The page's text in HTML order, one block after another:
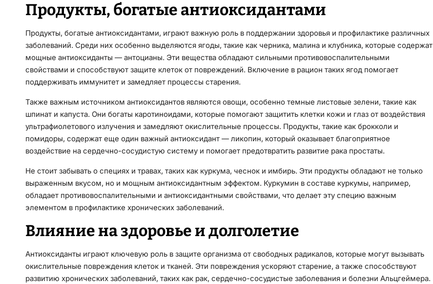
Продукты, богатые антиоксидантами
Продукты, богатые антиоксидантами, играют важную роль в поддержании здоровья и профилактике различных
заболеваний. Среди них особенно выделяются ягоды, такие как черника, малина и клубника, которые содержат
мощные антиоксиданты — антоцианы. Эти вещества обладают сильными противовоспалительными
свойствами и способствуют защите клеток от повреждений. Включение в рацион таких ягод помогает
поддерживать иммунитет и замедляет процессы старения.
Также важным источником антиоксидантов являются овощи, особенно темные листовые зелени, такие как
шпинат и капуста. Они богаты каротиноидами, которые помогают защитить клетки кожи и глаз от воздействия
ультрафиолетового излучения и замедляют окислительные процессы. Продукты, такие как брокколи и
помидоры, содержат еще один важный антиоксидант — ликопин, который оказывает благоприятное
воздействие на сердечно-сосудистую систему и помогает предотвратить развитие рака простаты.
Не стоит забывать о специях и травах, таких как куркума, чеснок и имбирь. Эти продукты обладают не только
выраженным вкусом, но и мощным антиоксидантным эффектом. Куркумин в составе куркумы, например,
обладает противовоспалительными и антиоксидантными свойствами, что делает эту специю важным
элементом в профилактике хронических заболеваний.
Влияние на здоровье и долголетие
Антиоксиданты играют ключевую роль в защите организма от свободных радикалов, которые могут вызывать
окислительные повреждения клеток и тканей. Эти повреждения ускоряют старение, а также способствуют
развитию хронических заболеваний, таких как рак, сердечно-сосудистые заболевания и болезни Альцгеймера.